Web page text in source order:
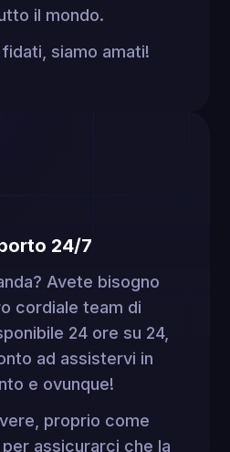
il mondo.
siamo amati!
24/7
Avete bisogno
cordiale team di
24 ore su 24,
ad assistervi in
e ovunque!
proprio come
assicurarci che la